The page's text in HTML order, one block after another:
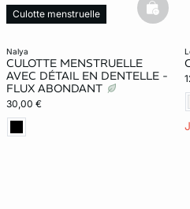
nalya
CULOTTE MENSTRUELLE
AVEC DÉTAIL EN DENTELLE -
FLUX ABONDANT
30,00 €
Culotte menstruelle